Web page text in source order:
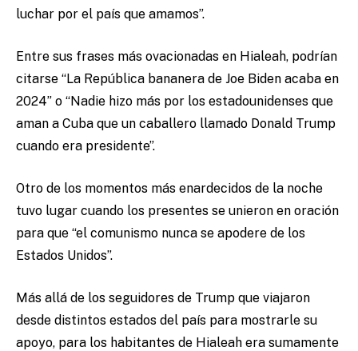
luchar por el país que amamos”.
Entre sus frases más ovacionadas en Hialeah, podrían
citarse “La República bananera de Joe Biden acaba en
2024” o “Nadie hizo más por los estadounidenses que
aman a Cuba que un caballero llamado Donald Trump
cuando era presidente”.
Otro de los momentos más enardecidos de la noche
tuvo lugar cuando los presentes se unieron en oración
para que “el comunismo nunca se apodere de los
Estados Unidos”.
Más allá de los seguidores de Trump que viajaron
desde distintos estados del país para mostrarle su
apoyo, para los habitantes de Hialeah era sumamente